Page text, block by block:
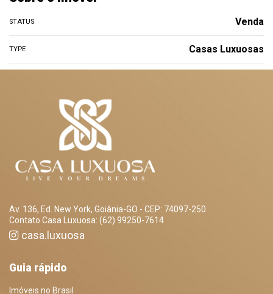
STATUS Venda
TYPE Casas Luxuosas
Av. 136, Ed. New York, Goiânia-GO - CEP: 74097-250
Contato Casa Luxuosa: (62) 99250-7614
casa.luxuosa
Guia rápido
Imóveis no Brasil